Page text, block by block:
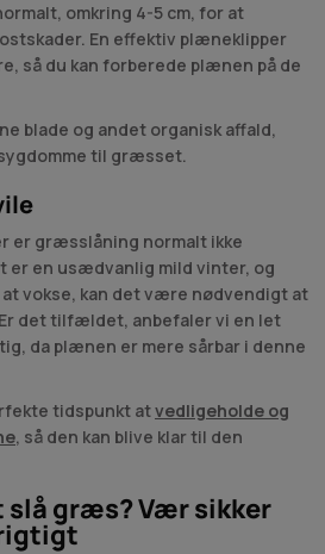
omkring 4-5 cm, for at
En effektiv plæneklipper
så du kan forberede plænen på de
blade og andet organisk affald,
til græsset.
er græsslåning normalt ikke
er en usædvanlig mild vinter, og
vokse, kan det være nødvendigt at
det tilfældet, anbefaler vi en let
da plænen er mere sårbar i denne
tidspunkt atvedligeholde og
, så den kan blive klar til den
slå græs? Vær sikker